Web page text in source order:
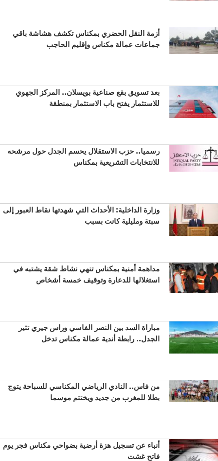
أزمة النقل الحضري بمكناس تكشف هشاشة باقي
جماعات عمالة مكناس وإقليم الحاجب
بعد تسويق بقع صناعية بويسلان.. المركز الجهوي
للاستثمار يفتح باب الاستثمار بمنطقة
رسميا.. حزب الاستقلال يحسم الجدل حول مرشحه
للانتخابات التشريعية بمكناس
وزارة الداخلية: الأحداث التي شهدتها نقاط العبور إلى
سبتة ومليلية كانت بسبب
مداهمة أمنية بمكناس تنهي نشاط شقة يشتبه في
استغلالها للدعارة وتوقيف خمسة أشخاص
مباراة السد بين النصر الفاسي وراس جيري تثير
الجدل.. رابطة أندية عمالة مكناس تدخل
من فاس.. النادي الرياضي المكناسي للسباحة يتوج
بطلا للمغرب من جديد ويختتم موسما
أنباء عن تسجيل هزة أرضية بضواحي مكناس فجر يوم
فاتح غشت